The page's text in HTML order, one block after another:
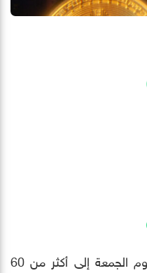
قفزت قيمة عملة البيتكوين اليوم الجمعة إلى أكثر من 60